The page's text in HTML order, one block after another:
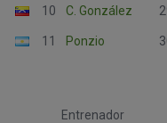
10 C. González
11 Ponzio
Entrenador